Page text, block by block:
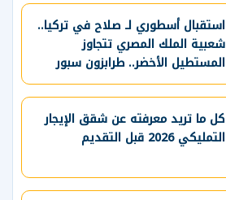
استقبال أسطوري لـ صلاح في تركيا..
شعبية الملك المصري تتجاوز
المستطيل الأخضر.. طرابزون سبور
يسعي لاستعادة لقب الدوري التركي
وتعزيز حظوظه في المنافسات
الأوروبية
كل ما تريد معرفته عن شقق الإيجار
التمليكي 2026 قبل التقديم